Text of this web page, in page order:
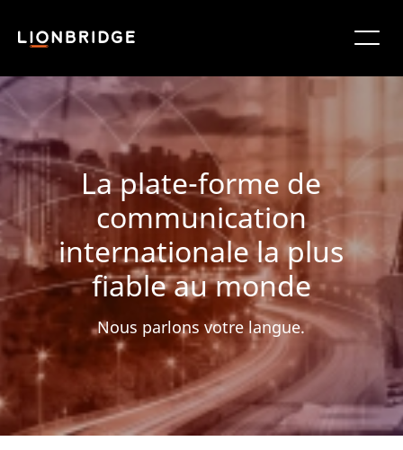
La plate-forme de
communication
internationale la plus
fiable au monde
Nous parlons votre langue.